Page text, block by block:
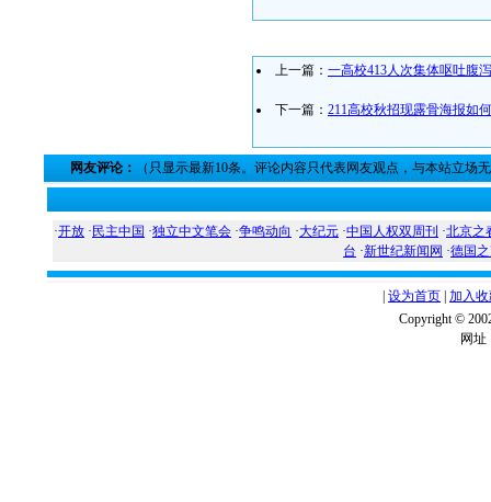
上一篇： 一高校413人次集体呕吐腹
下一篇： 211高校秋招现露骨海报如
网友评论： （只显示最新10条。评论内容只代表网友观点，与本站立场
·开放 · 民主中国 ·独立中文笔会 ·争鸣动向 ·大纪元 ·中国人权双周刊 ·北京之
台 ·新世纪新闻网 ·德国
设为首页 加入
Copyright ©
网址